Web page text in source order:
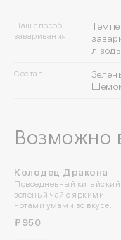
Наш способ
заваривания
л воды
Состав
Возможно
Колодец Дракона
Повседневный китайский
зеленый чай с яркими
нотами умами во вкусе.
₽950